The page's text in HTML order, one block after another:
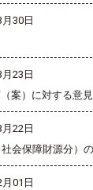
30日
23日
案）に対する意
22日
会保障財源分）
01日